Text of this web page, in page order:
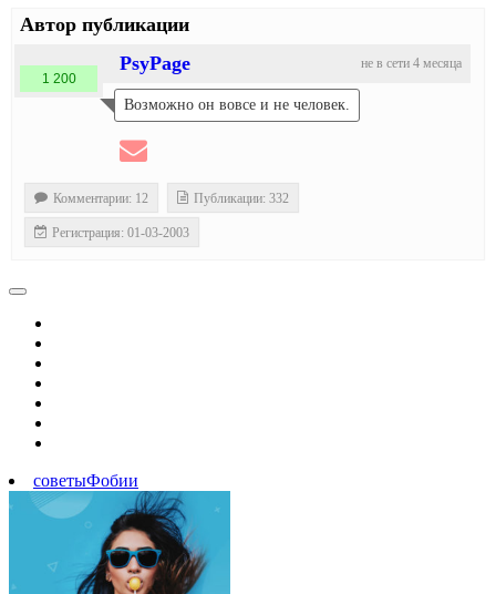
Автор публикации
не в сети 4 месяца
PsyPage
1 200
Возможно он вовсе и не человек.
Комментарии: 12 Публикации: 332
Регистрация: 01-03-2003
советыФобии